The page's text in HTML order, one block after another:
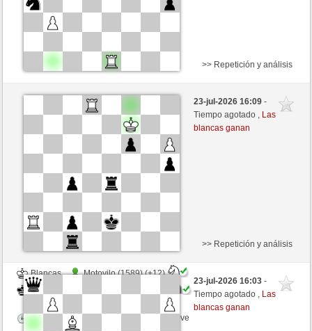
Blancas
lasita (1563) (+12)
ChrPra10 (1478) (-12)
Tiempo: 5 minutes/side + 0 seconds/move
>> Repetición y análisis
23-jul-2026 16:09-
Tiempo agotado , Las
blancas ganan
Blancas
Motovilo (1589) (+12)
Negras
Tiempo: 4 minutes/side + 0 seconds/move
>> Repetición y análisis
23-jul-2026 16:03-
Tiempo agotado , Las
blancas ganan